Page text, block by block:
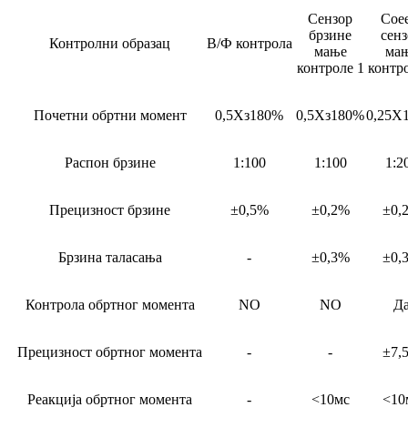
Контролни образац В/Ф контрола
Сензор
брзине
мање
контроле 1
Почетни обртни момент 0,5Хз180% 0,5Хз180%
Распон брзине 1:100 1:100
Прецизност брзине ±0,5% ±0,2%
Брзина таласања - ±0,3%
Контрола обртног момента NO NO
Прецизност обртног момента - -
Реакција обртног момента - <10мс